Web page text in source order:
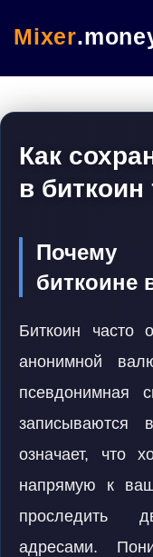
Mixer
Как
в биткоин
биткоине
Биткоин часто
анонимной
псевдонимная
записываются
означает, что
напрямую к
проследить
адресами.